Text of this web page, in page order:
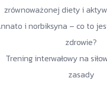
zrównoważonej diety i
i norbiksyna – co to
zdrowie?
Trening interwałowy na
zasady